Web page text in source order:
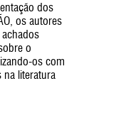
dos
os autores
o
os com
na literatura